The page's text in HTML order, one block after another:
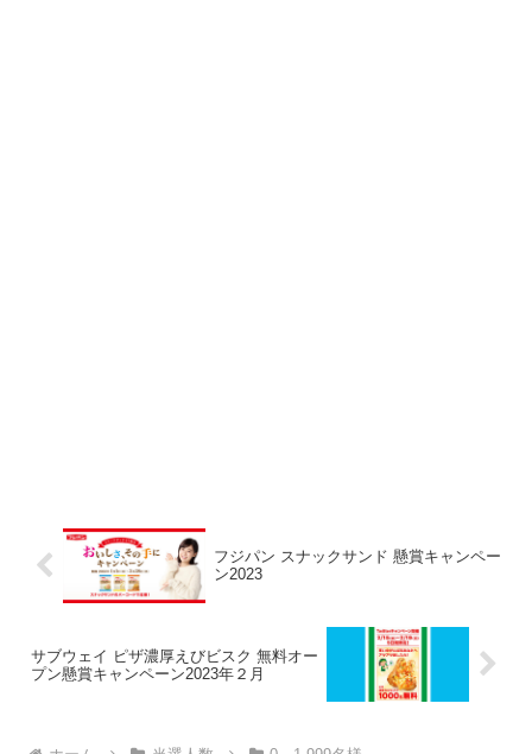
フジパン スナックサンド 懸賞キャンペー
ン2023
サブウェイ ピザ濃厚えびビスク 無料オー
プン懸賞キャンペーン2023年２月